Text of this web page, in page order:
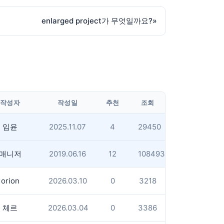
enlarged project가 무엇일까요?»
작성자 작성일 추천 조회
임윤 2025.11.07 4 29450
니저 2019.06.16 12 108493
orion 2026.03.10 0 3218
체르 2026.03.04 0 3386